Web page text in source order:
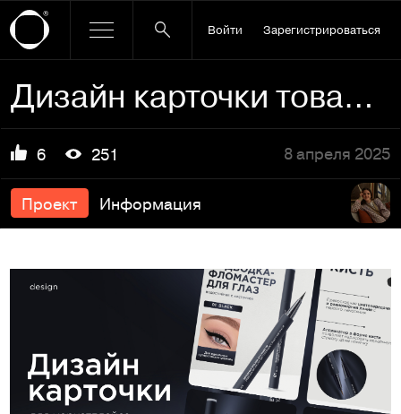
Войти Зарегистрироваться
Дизайн карточки товара для маркетплейсов
6 251 8 апреля 2025
Проект Информация